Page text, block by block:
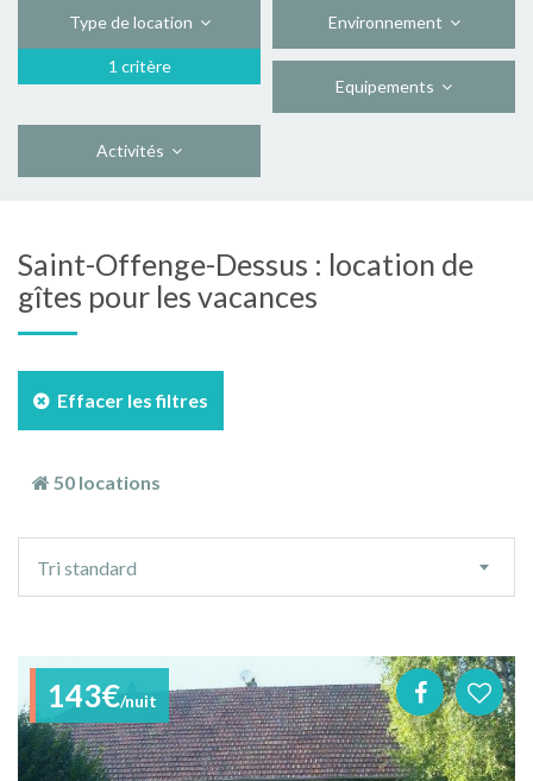
Type de location
1 critère
Environnement
Equipements
Activités
Saint-Offenge-Dessus : location de
gîtes pour les vacances
Effacer les filtres
50 locations
tri
Tri standard
143€/nuit